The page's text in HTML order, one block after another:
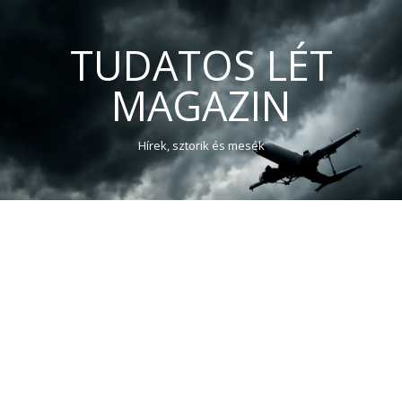
TUDATOS LÉT
MAGAZIN
Hírek, sztorik és mesék